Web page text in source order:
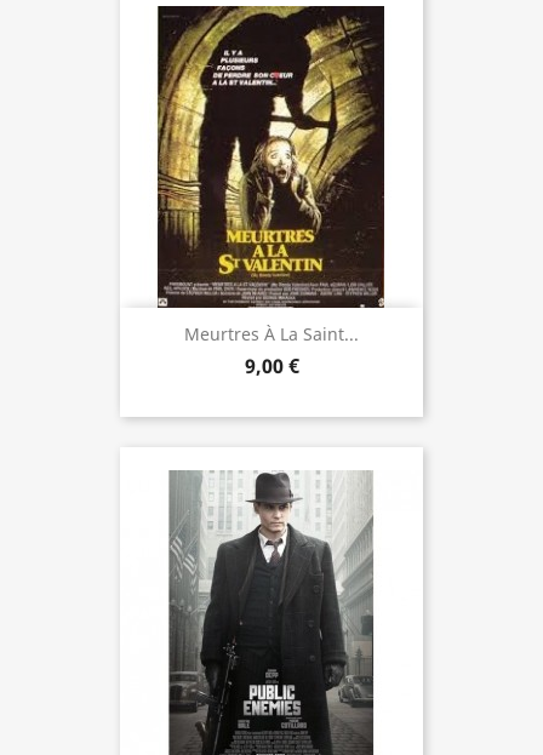
Meurtres À La Saint...
9,00 €